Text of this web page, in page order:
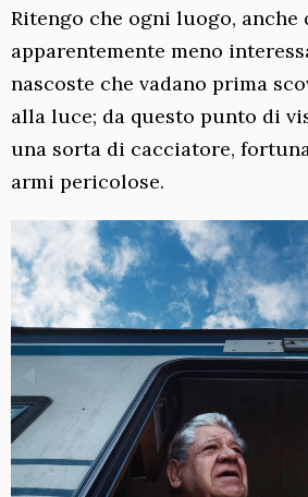
Ritengo che ogni luogo, anche
apparentemente meno
nascoste che vadano prima
alla luce; da questo punto di
una sorta di cacciatore,
armi pericolose.